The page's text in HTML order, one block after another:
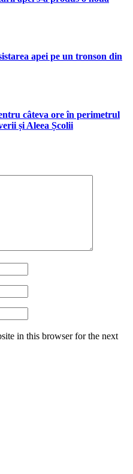
apei pe un tronson din
câteva ore în perimetrul
și Aleea Școlii
in this browser for the next